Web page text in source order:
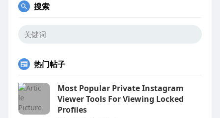
搜索
热门帖子
Most Popular Private Instagram
Viewer Tools For Viewing Locked
Profiles